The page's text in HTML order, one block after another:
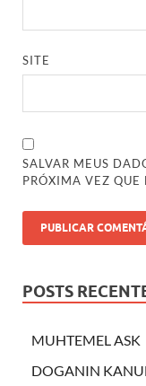
SITE
SALVAR MEUS
PRÓXIMA VEZ QUE
POSTS
MUHTEMEL ASK
DOGANIN